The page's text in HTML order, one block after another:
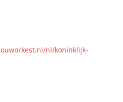
nl/koninklijk-